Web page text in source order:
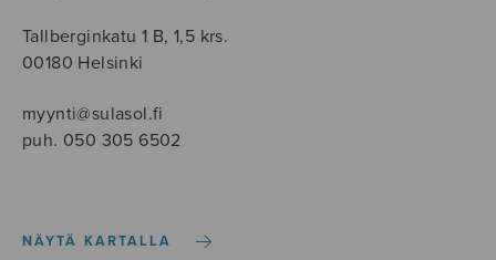
Tallberginkatu 1 B, 1,5 krs.
00180 Helsinki
myynti@sulasol.fi
puh. 050 305 6502
NÄYTÄ KARTALLA